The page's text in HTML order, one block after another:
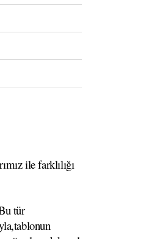
ile farklılığı
tür